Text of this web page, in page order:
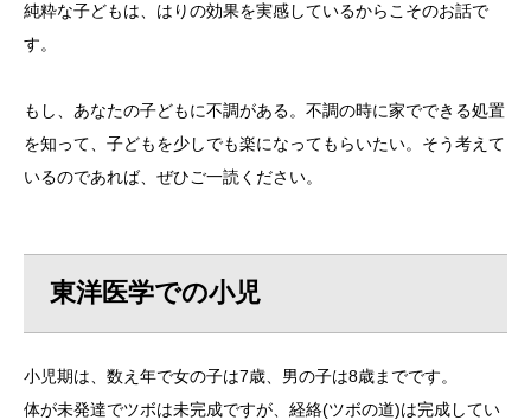
純粋な子どもは、はりの効果を実感しているからこそのお話で
す。
もし、あなたの子どもに不調がある。不調の時に家でできる処置
を知って、子どもを少しでも楽になってもらいたい。そう考えて
いるのであれば、ぜひご一読ください。
東洋医学での小児
小児期は、数え年で女の子は7歳、男の子は8歳までです。
体が未発達でツボは未完成ですが、経絡(ツボの道)は完成してい